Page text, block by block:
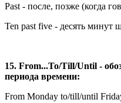
Past - после, позже (когда
Ten past five - десять минут
15. From...To/Till/Until -
периода времени:
From Monday to/till/until